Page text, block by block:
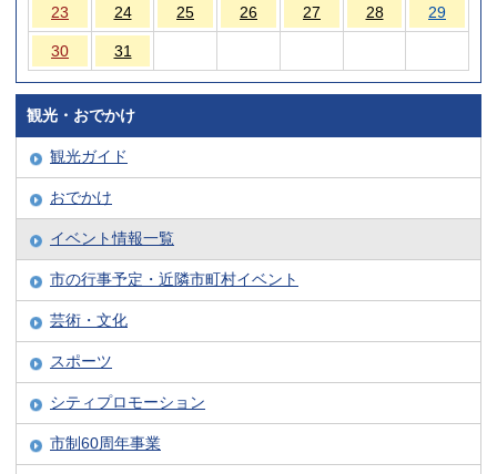
23 24 25 26 27 28 29
30 31
観光・おでかけ
観光ガイド
おでかけ
イベント情報一覧
市の行事予定・近隣市町村イベント
芸術・文化
スポーツ
シティプロモーション
市制60周年事業